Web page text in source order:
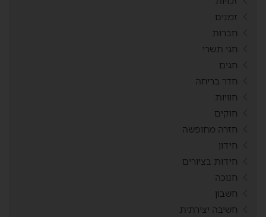
זמנים
חברות
חגי תשרי
חגים
חדר בריחה
חוויות
חוקים
חזרה מחופשה
חידון
חידות בציורים
חנוכה
חשבון
חשיבה יצירתית